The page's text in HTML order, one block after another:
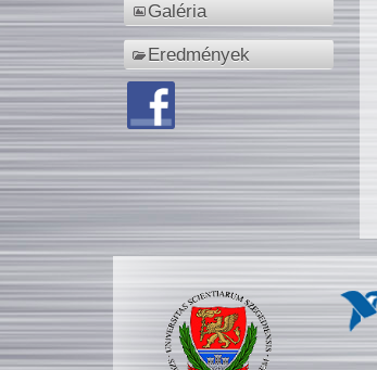
Galéria
Eredmények